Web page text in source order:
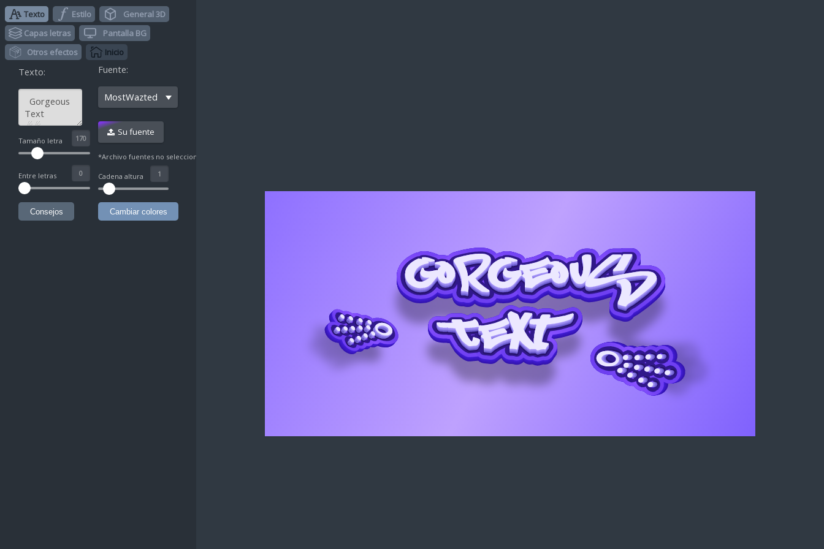
Texto Estilo
General 3D
Capas letras
Pantalla BG
Otros efectos
Inicio
Texto:
Tamaño letra
Entre letras
Consejos
Fuente:
MostWazted
^ Su fuente
*Archivo fuentes no seleccionado
Cadena altura
Cambiar colores